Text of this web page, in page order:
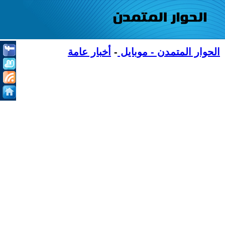
الحوار المتمدن - موبايل - أخبار عامة